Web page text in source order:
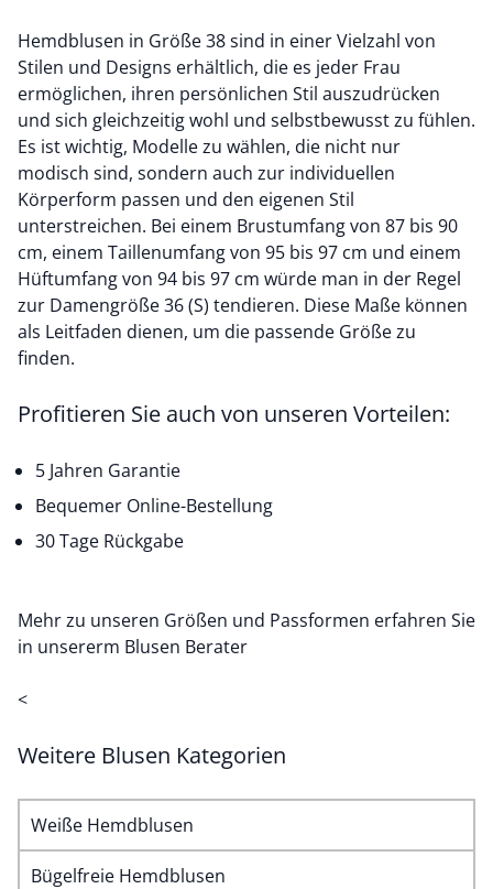
Hemdblusen in Größe 38 sind in einer Vielzahl von
Stilen und Designs erhältlich, die es jeder Frau
ermöglichen, ihren persönlichen Stil auszudrücken
und sich gleichzeitig wohl und selbstbewusst zu fühlen.
Es ist wichtig, Modelle zu wählen, die nicht nur
modisch sind, sondern auch zur individuellen
Körperform passen und den eigenen Stil
unterstreichen. Bei einem Brustumfang von 87 bis 90
cm, einem Taillenumfang von 95 bis 97 cm und einem
Hüftumfang von 94 bis 97 cm würde man in der Regel
zur Damengröße 36 (S) tendieren. Diese Maße können
als Leitfaden dienen, um die passende Größe zu
finden.
Profitieren Sie auch von unseren Vorteilen:
5 Jahren Garantie
Bequemer Online-Bestellung
30 Tage Rückgabe
Mehr zu unseren Größen und Passformen erfahren Sie
in unsererm Blusen Berater
<
Weitere Blusen Kategorien
Weiße Hemdblusen
Bügelfreie Hemdblusen